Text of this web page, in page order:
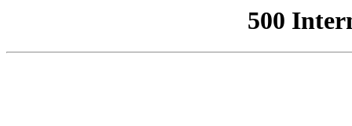
500